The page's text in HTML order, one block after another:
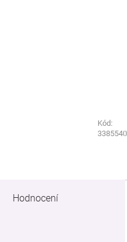
Kód:
Kód:
Hodnocení